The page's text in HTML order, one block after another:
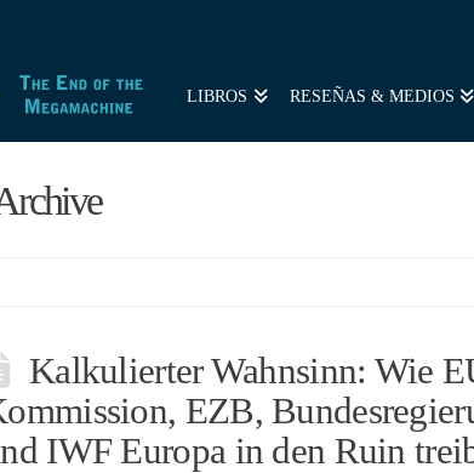
LIBROS RESEÑAS & MEDIOS
Kalkulierter Wahnsinn: Wie
EZB,
IWF Europa in den Ruin